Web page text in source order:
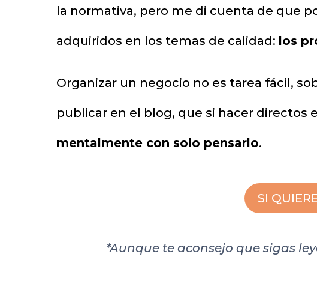
la normativa, pero me di cuenta de que
adquiridos en los temas de calidad: los
Organizar un negocio no es tarea fácil,
publicar en el blog, que si hacer directos
mentalmente con solo pensarlo.
SI
*Aunque te aconsejo que sigas